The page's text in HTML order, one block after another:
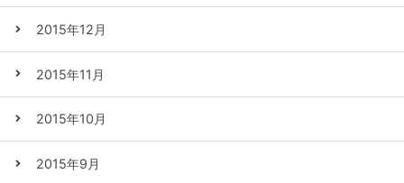
2015年12月
2015年11月
2015年10月
2015年9月